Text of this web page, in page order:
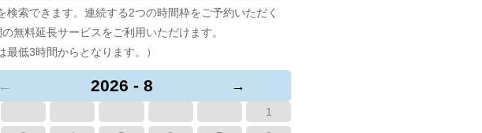
検索できます。連続する2つの時間枠をご予約いただく
無料延長サービスをご利用いただけます。
最低3時間からとなります。）
← 2026 - 8 →
1